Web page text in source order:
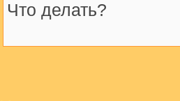
Что делать?